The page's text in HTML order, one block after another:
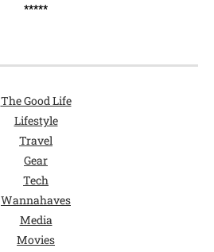
*****
The Good Life
Lifestyle
Travel
Gear
Tech
Wannahaves
Media
Movies